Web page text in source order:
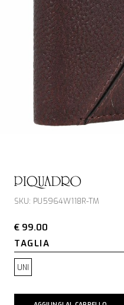
PIQUADRO
SKU: PU5964W118R-TM
€ 99.00
TAGLIA
UNI